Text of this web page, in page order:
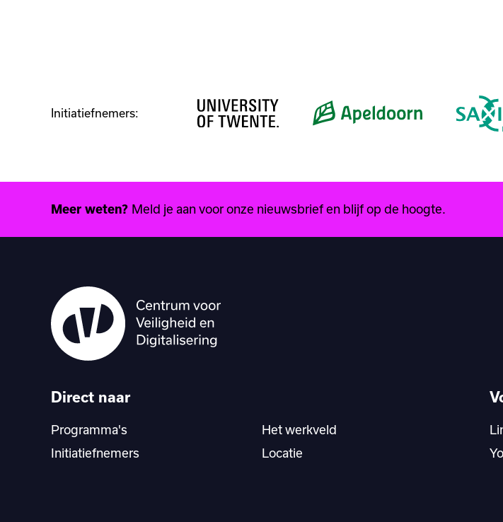
Initiatiefnemers:
Meer weten? Meld je aan voor onze nieuwsbrief en blijf op de hoogte.
Direct naar
Programma's
Initiatiefnemers
Het werkveld
Locatie